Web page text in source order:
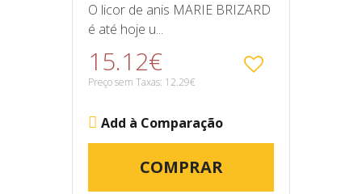
O licor de anis MARIE BRIZARD
é até hoje u...
15.12€
Preço sem Taxas: 12.29€
Add à Comparação
COMPRAR